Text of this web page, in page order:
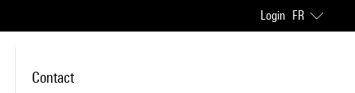
Login FR
Contact